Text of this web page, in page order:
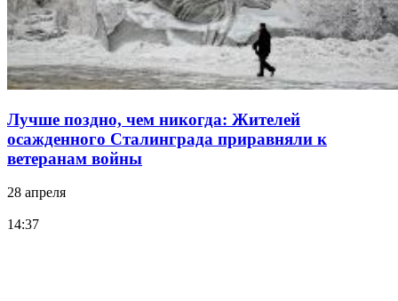
Лучше поздно, чем никогда: Жителей
осажденного Сталинграда приравняли к
ветеранам войны
28 апреля
14:37